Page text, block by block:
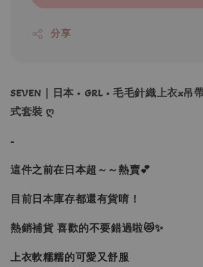
分享
SEVEN｜日本 • GRL • 毛毛針織上衣x吊
式套裝 ღ
-
這件之前在日本超～～熱賣💕
目前日本庫存都還有貨唷！
熱銷補貨 喜歡的不要錯過啦😻✨
上衣軟糯糯的可愛又舒服